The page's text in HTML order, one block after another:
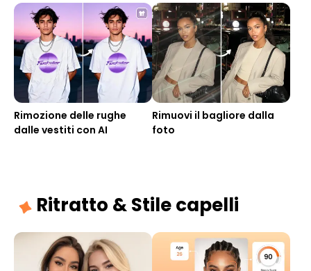
Rimozione delle rughe
dalle vestiti con AI
Rimuovi il bagliore dalla
foto
Ritratto & Stile capelli